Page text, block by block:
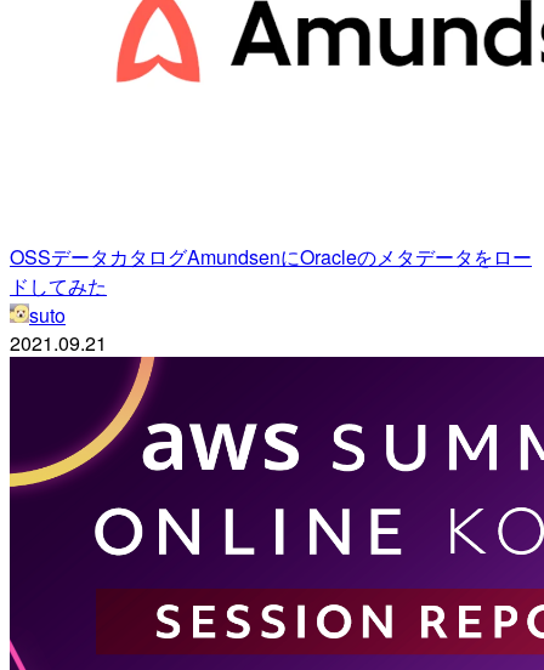
OSSデータカタログAmundsenにOracleのメタデータをロー
ドしてみた
suto
2021.09.21